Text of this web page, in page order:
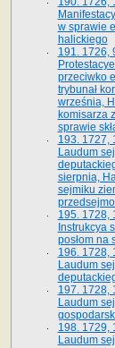
w sprawie
halickiego
191. 1726,
przeciwko
trybunał
września,
komisarza
sprawie
193. 1727,
Laudum
sierpnia,
sejmiku
195. 1728,
Instrukcya
posłom na
196. 1728,
Laudum
197. 1728,
Laudum
198. 1729,
Laudum